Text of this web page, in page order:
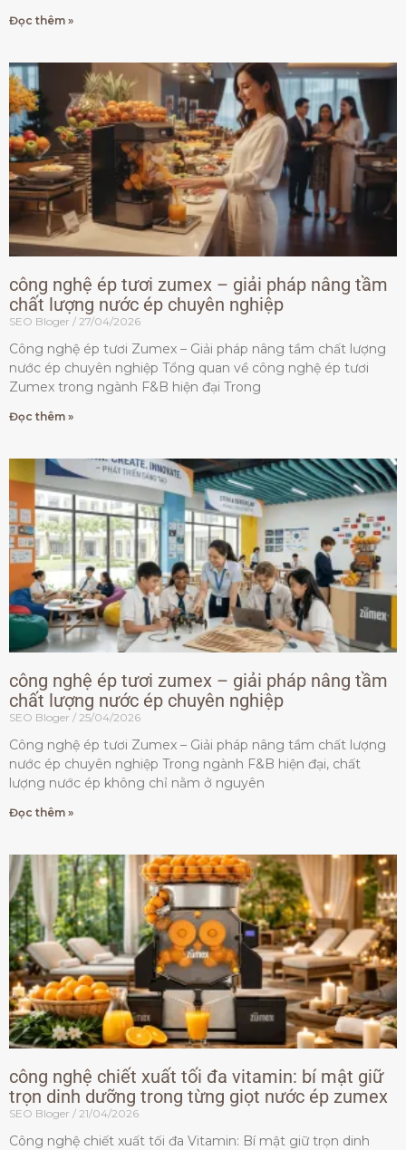
Đọc thêm »
công nghệ ép tươi zumex – giải pháp nâng tầm
chất lượng nước ép chuyên nghiệp
SEO Bloger 27/04/2026
Công nghệ ép tươi Zumex – Giải pháp nâng tầm chất lượng
nước ép chuyên nghiệp Tổng quan về công nghệ ép tươi
Zumex trong ngành F&B hiện đại Trong
Đọc thêm »
công nghệ ép tươi zumex – giải pháp nâng tầm
chất lượng nước ép chuyên nghiệp
SEO Bloger 25/04/2026
Công nghệ ép tươi Zumex – Giải pháp nâng tầm chất lượng
nước ép chuyên nghiệp Trong ngành F&B hiện đại, chất
lượng nước ép không chỉ nằm ở nguyên
Đọc thêm »
công nghệ chiết xuất tối đa vitamin: bí mật giữ
trọn dinh dưỡng trong từng giọt nước ép zumex
SEO Bloger 21/04/2026
Công nghệ chiết xuất tối đa Vitamin: Bí mật giữ trọn dinh